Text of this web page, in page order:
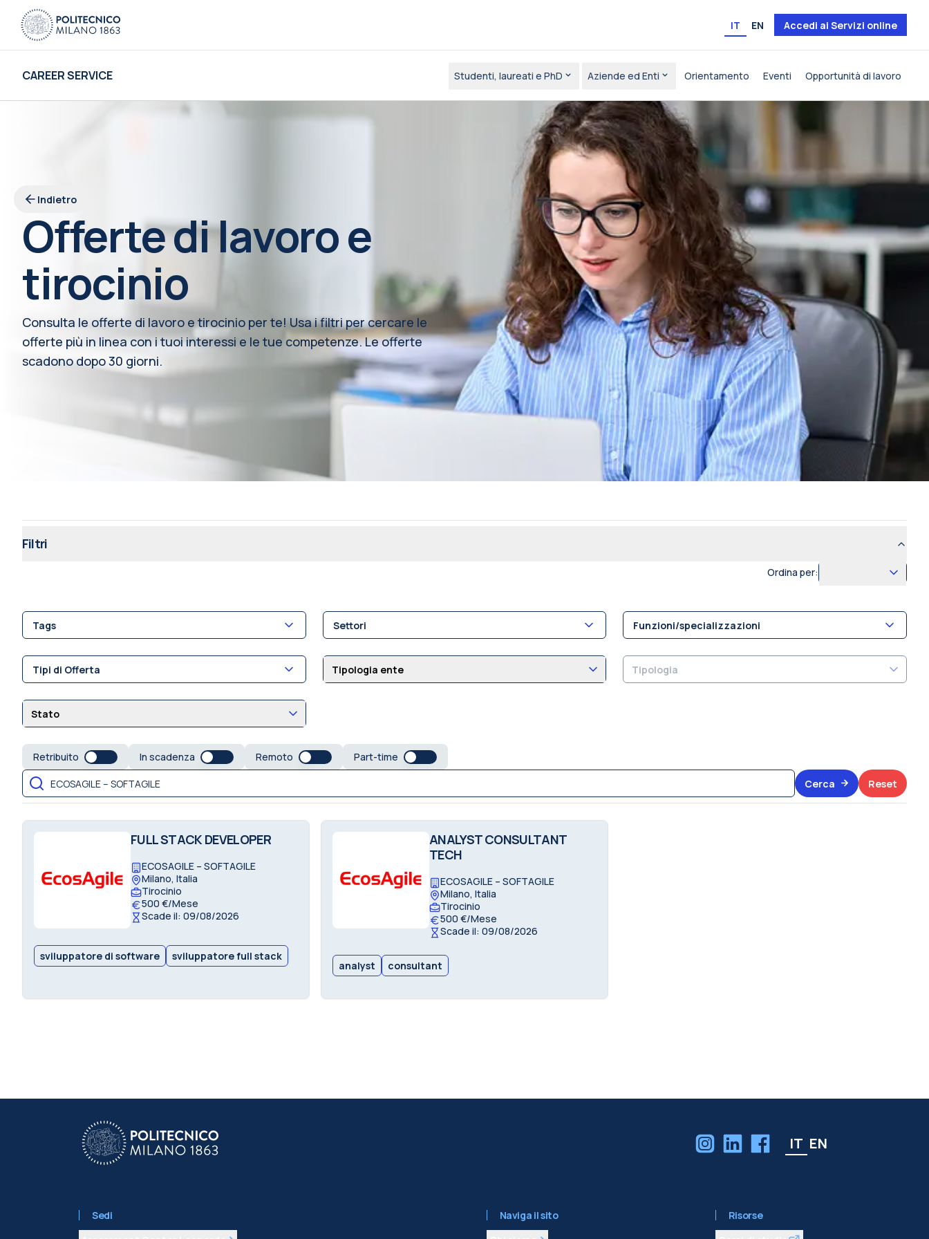
IT EN Accedi ai Servizi online
CAREER SERVICE Studenti, laureati e PhD Aziende ed Enti Orientamento Eventi Opportunità di lavoro
Indietro
Offerte di lavoro e
tirocinio
Consulta le offerte di lavoro e tirocinio per te! Usa i filtri per cercare le
offerte più in linea con i tuoi interessi e le tue competenze. Le offerte
scadono dopo 30 giorni.
Filtri
Ordina per:
Tags Settori Funzioni/specializzazioni
Tipi di Offerta Tipologia ente Tipologia
Stato
Retribuito In scadenza Remoto Part-time
Cerca Reset
FULL STACK DEVELOPER
ECOSAGILE – SOFTAGILE
Milano, Italia
Tirocinio
500 €/Mese
Scade il: 09/08/2026
sviluppatore di software sviluppatore full stack
ANALYST CONSULTANT
TECH
ECOSAGILE – SOFTAGILE
Milano, Italia
Tirocinio
500 €/Mese
Scade il: 09/08/2026
analyst consultant
IT EN
Sedi
Naviga il sito
Risorse